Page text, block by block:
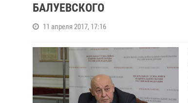
БАЛУЕВСКОГО
11 апреля 2017, 17:16